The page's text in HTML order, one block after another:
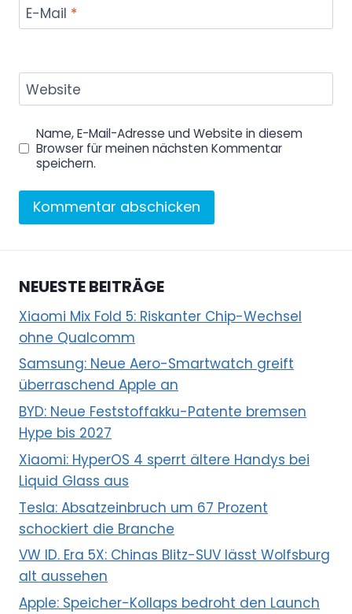
E-Mail *
Website
Name, E-Mail-Adresse und Website in diesem
Browser für meinen nächsten Kommentar
speichern.
NEUESTE BEITRÄGE
Xiaomi Mix Fold 5: Riskanter Chip-Wechsel
ohne Qualcomm
Samsung: Neue Aero-Smartwatch greift
überraschend Apple an
BYD: Neue Feststoffakku-Patente bremsen
Hype bis 2027
Xiaomi: HyperOS 4 sperrt ältere Handys bei
Liquid Glass aus
Tesla: Absatzeinbruch um 67 Prozent
schockiert die Branche
VW ID. Era 5X: Chinas Blitz-SUV lässt Wolfsburg
alt aussehen
Apple: Speicher-Kollaps bedroht den Launch